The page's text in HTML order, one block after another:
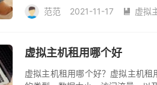
范范
2021-11-17  虚拟
虚拟主机租用哪个好
虚拟主机租用哪个好？虚拟主机